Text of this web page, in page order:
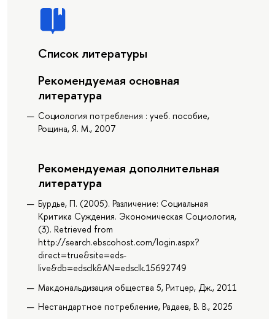
Список литературы
Рекомендуемая основная
литература
Социология потребления : учеб. пособие,
Рощина, Я. М., 2007
Рекомендуемая дополнительная
литература
Бурдье, П. (2005). Различение: Социальная
Критика Суждения. Экономическая Социология,
(3). Retrieved from
http://search.ebscohost.com/login.aspx?
direct=true&site=eds-
live&db=edsclk&AN=edsclk.15692749
Макдональдизация общества 5, Ритцер, Дж., 2011
Нестандартное потребление, Радаев, В. В., 2025